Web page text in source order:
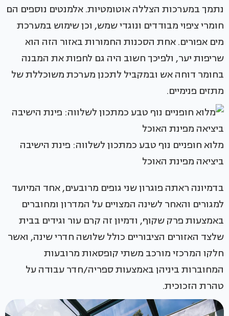
נתמך במערכות הצללה אוטומטיות. אלמנטים נוספים הם
חומרי ציפוי מבודדים ונוגדי שמש, וכן שימוש במערכת
מים אפורים. אחת הסכנות החמורות באזור הזה הוא
שריפות יער, ולפיכך חשוב היה גם לחפות את המבנה
בחומר דוחה אש ובמקביל לתכנן מערכת משוכללת של
מתזים פנימיים.
מלוא חופניים נוף טבע כמתכון לשלווה: פינת הישיבה
ביציאה מפינת האוכל
בדמיונה ראתה פוגרון שני גופים מרובעים, אחד המיועד
למגורים והאחר לשינה המצויים על המדרון ומחוברים
באמצעות פרק שקוף, ודמיון זה קרם עור וגידים בבית
שלצד האזורים הציבוריים כולל שלושה חדרי שינה, ואשר
חלקו המרכזי מורכב משתי קופסאות מרובעות
המחוברות ביניהן באמצעות ספריה/חדר עבודה על
טהרת הזכוכית.